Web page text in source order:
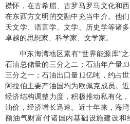
襟怀，在古希腊、古罗马罗马文化和
在东西方文明的交融中充当中介。他
天文学、语言学、文学、历史学等诸
卓越的思想家、科学家、文学家。
中东海湾地区素有“世界能源库”
石油总储量的三分之二；石油年产量33
三分之一；石油出口量12亿吨，约占
阿拉伯主要产油国均为欧佩克成员。
经济结构调整力度，积极推动私有化
油价，经济增长迅速。近十年来，海
额油气财富付诸国内基础设施建设